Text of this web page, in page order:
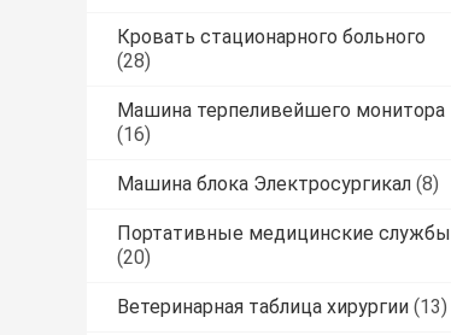
Кровать стационарного больного
(28)
Машина терпеливейшего монитора
(16)
Машина блока Электросургикал (8)
Портативные медицинские службы
(20)
Ветеринарная таблица хирургии (13)